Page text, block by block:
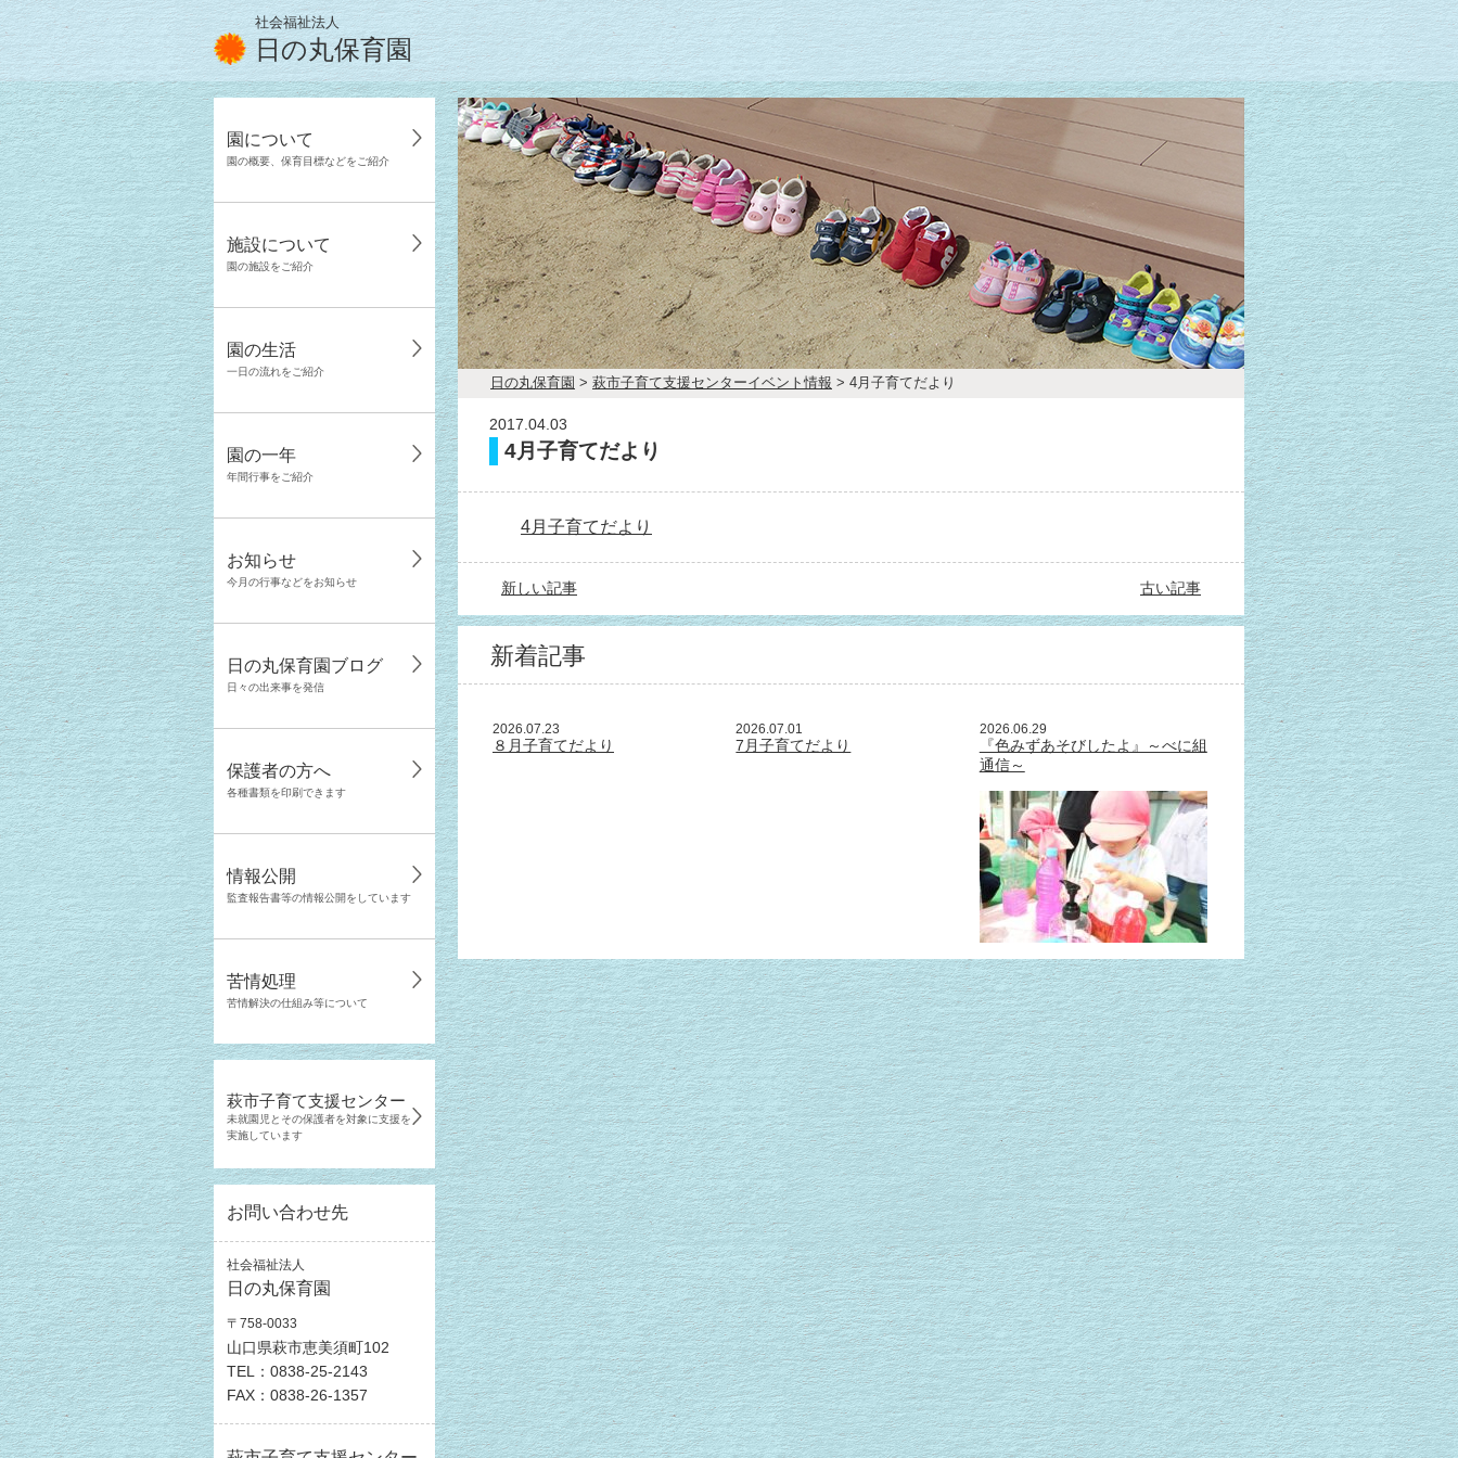
社会福祉法人
日の丸保育園
園について
園の概要、保育目標などをご紹介
施設について
園の施設をご紹介
園の生活
一日の流れをご紹介
園の一年
年間行事をご紹介
お知らせ
今月の行事などをお知らせ
日の丸保育園ブログ
日々の出来事を発信
保護者の方へ
各種書類を印刷できます
情報公開
監査報告書等の情報公開をしています
苦情処理
苦情解決の仕組み等について
萩市子育て支援センター
未就園児とその保護者を対象に支援を
実施しています
お問い合わせ先
社会福祉法人
日の丸保育園
〒758-0033
山口県萩市恵美須町102
TEL：0838-25-2143
FAX：0838-26-1357
日の丸保育園 > 萩市子育て支援センターイベント情報 > 4月子育てだより
2017.04.03
4月子育てだより
4月子育てだより
新しい記事 古い記事
新着記事
2026.07.23
８月子育てだより
2026.07.01
7月子育てだより
2026.06.29
『色みずあそびしたよ』～べに組
通信～